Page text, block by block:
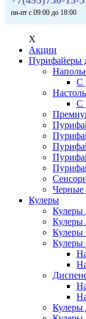
пн-пт с 09:00 до 18:00
X
Акции
Пурифайеры
С
С
Черные
Кулеры
Кулеры
Кулеры
Кулеры
Кулеры
Кулеры